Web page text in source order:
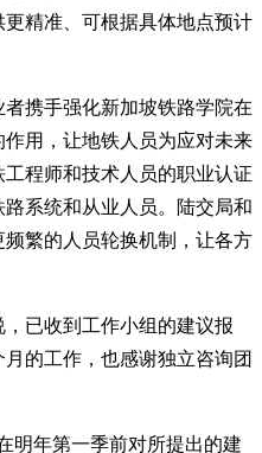
精准、可根据具体地点预计
携手强化新加坡铁路学院在
用，让地铁人员为应对未来
程师和技术人员的职业认证
系统和从业人员。陆交局和
繁的人员轮换机制，让各方
，已收到工作小组的建议报
的工作，也感谢独立咨询团
明年第一季前对所提出的建